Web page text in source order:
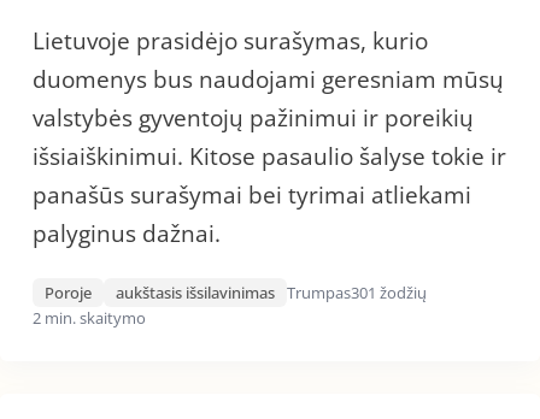
Lietuvoje prasidėjo surašymas, kurio
duomenys bus naudojami geresniam mūsų
valstybės gyventojų pažinimui ir poreikių
išsiaiškinimui. Kitose pasaulio šalyse tokie ir
panašūs surašymai bei tyrimai atliekami
palyginus dažnai.
Poroje aukštasis išsilavinimas Trumpas301 žodžių
2 min. skaitymo